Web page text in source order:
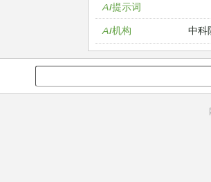
AI提示词
AI机构
中科